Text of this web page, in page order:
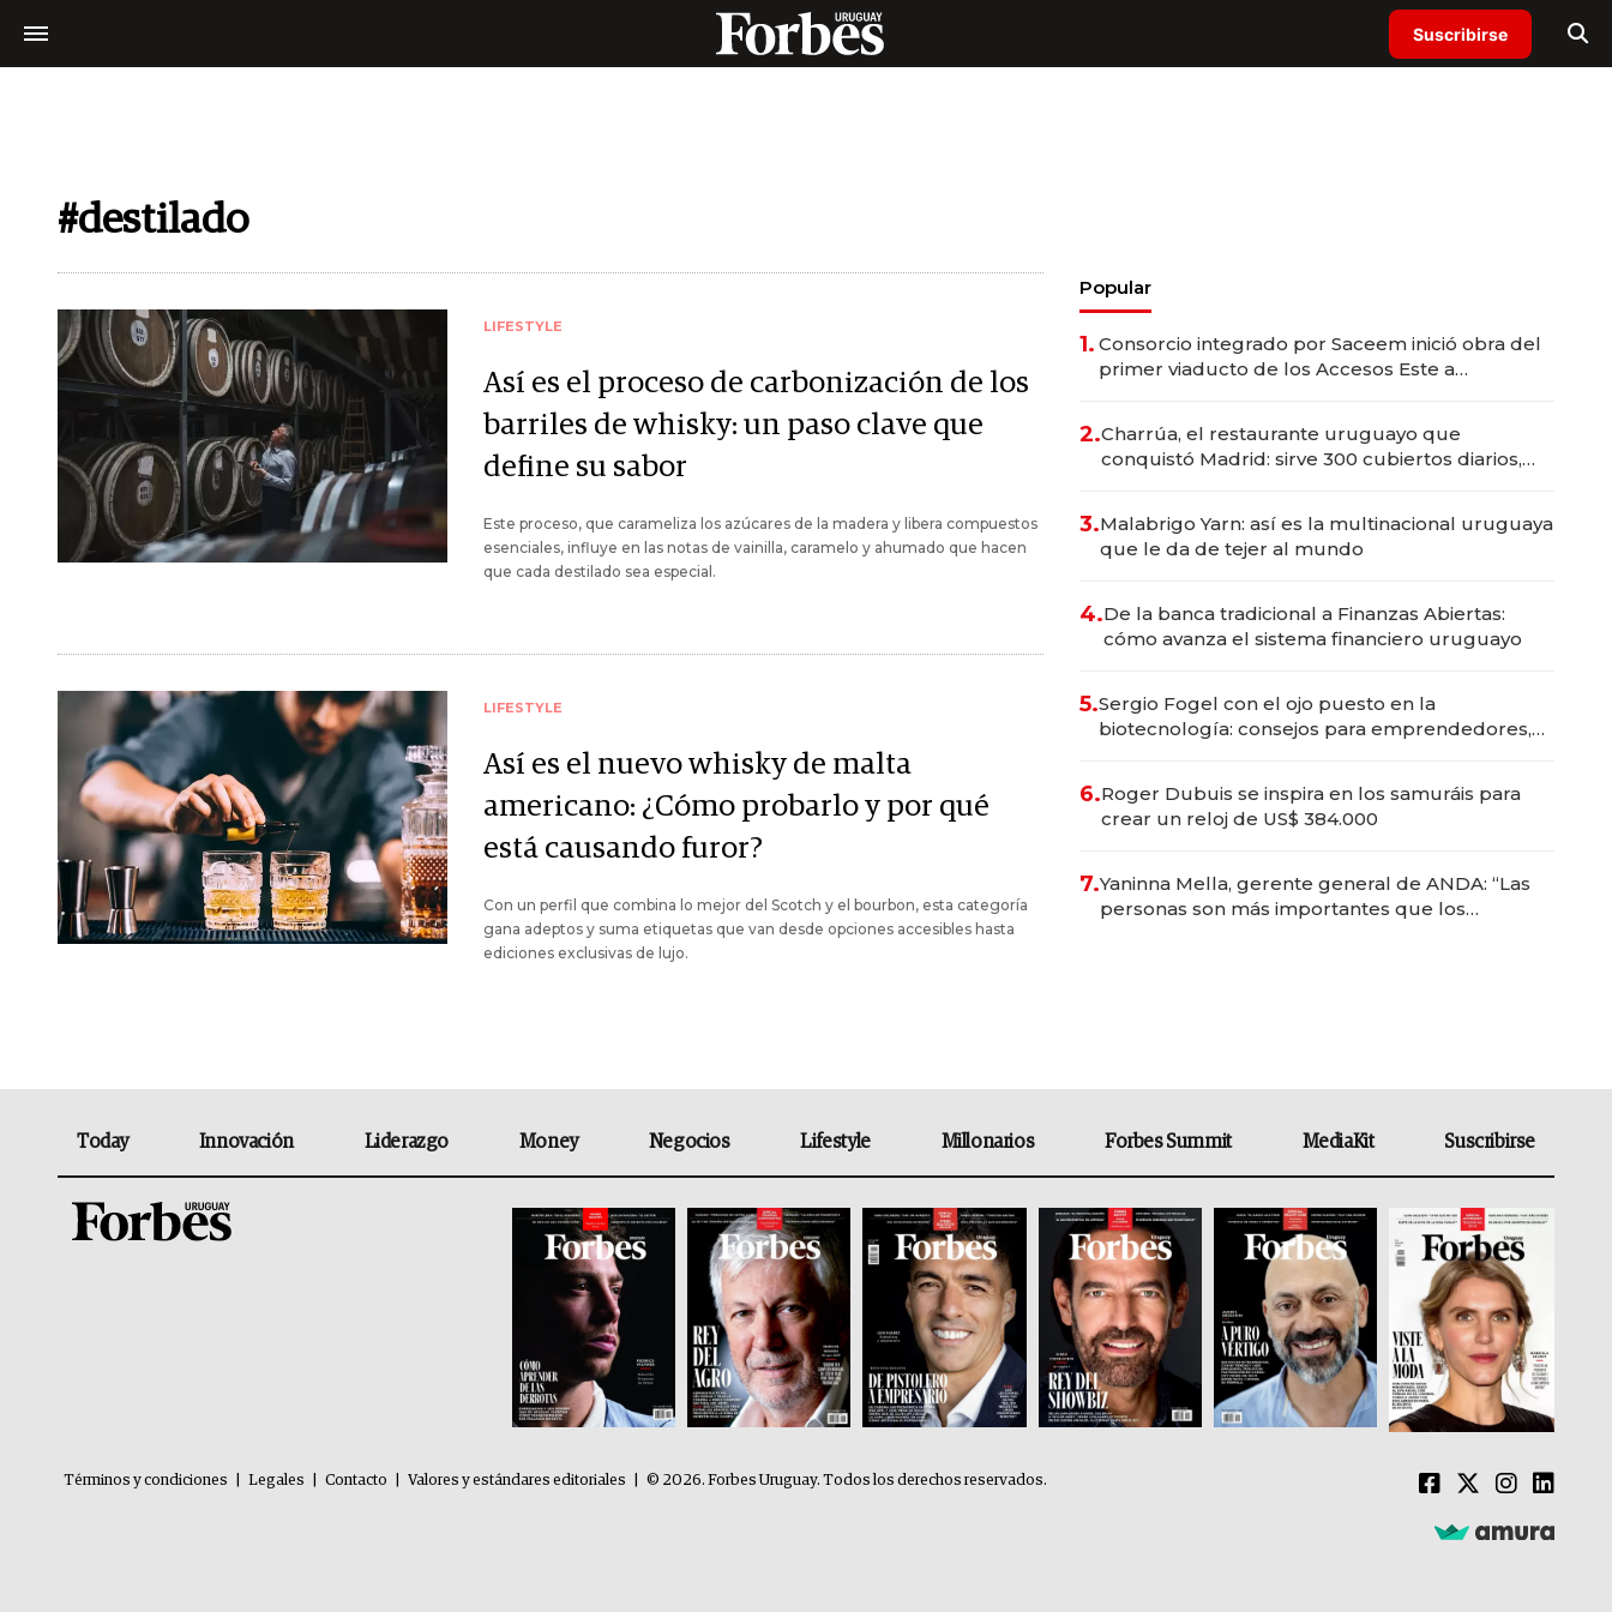
Suscribirse
#destilado
LIFESTYLE
Así es el proceso de carbonización de los
barriles de whisky: un paso clave que
define su sabor
Este proceso, que carameliza los azúcares de la madera y libera compuestos
esenciales, influye en las notas de vainilla, caramelo y ahumado que hacen
que cada destilado sea especial.
LIFESTYLE
Así es el nuevo whisky de malta
americano: ¿Cómo probarlo y por qué
está causando furor?
Con un perfil que combina lo mejor del Scotch y el bourbon, esta categoría
gana adeptos y suma etiquetas que van desde opciones accesibles hasta
ediciones exclusivas de lujo.
Popular
1. Consorcio integrado por Saceem inició obra del
primer viaducto de los Accesos Este a
2.Charrúa, el restaurante uruguayo que
conquistó Madrid: sirve 300 cubiertos diarios,
3.Malabrigo Yarn: así es la multinacional uruguaya
que le da de tejer al mundo
4.De la banca tradicional a Finanzas Abiertas:
cómo avanza el sistema financiero uruguayo
5.Sergio Fogel con el ojo puesto en la
biotecnología: consejos para emprendedores,
6.Roger Dubuis se inspira en los samuráis para
crear un reloj de US$ 384.000
7.Yaninna Mella, gerente general de ANDA: “Las
personas son más importantes que los
Today Innovación Liderazgo Money Negocios Lifestyle Millonarios Forbes Summit MediaKit Suscribirse
Términos y condiciones Legales Contacto Valores y estándares editoriales © 2026. Forbes Uruguay. Todos los derechos reservados.